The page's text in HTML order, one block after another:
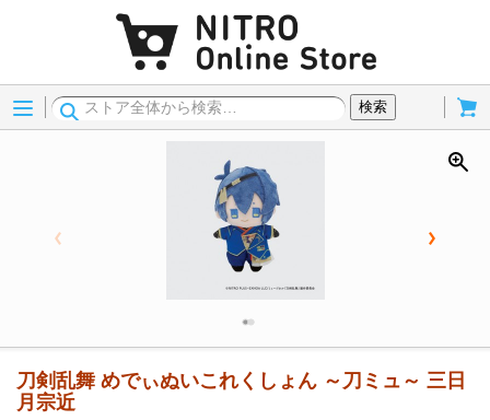
Menu
検索
刀剣乱舞 めでぃぬいこれくしょん ～刀ミュ～ 三日
月宗近